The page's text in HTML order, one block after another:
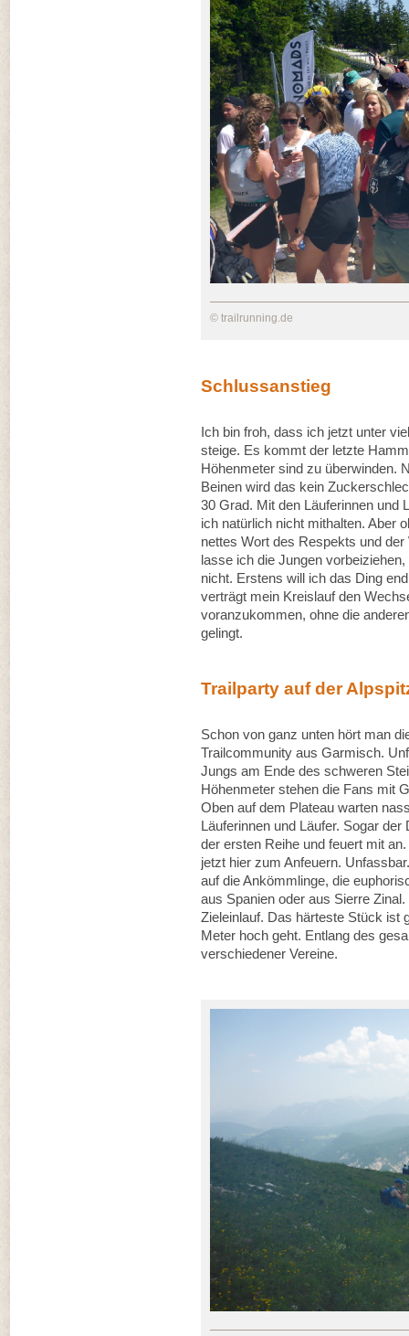
© trailrunning.de
Schlussanstieg
Ich bin froh, dass ich jetzt unter
steige. Es kommt der letzte
Höhenmeter sind zu überwinden.
Beinen wird das kein
30 Grad. Mit den Läuferinnen und
ich natürlich nicht mithalten. Aber
nettes Wort des Respekts und
lasse ich die Jungen
nicht. Erstens will ich das Ding
verträgt mein Kreislauf den
voranzukommen, ohne die
gelingt.
Trailparty auf der
Schon von ganz unten hört man
Trailcommunity aus Garmisch.
Jungs am Ende des schweren
Höhenmeter stehen die Fans mit
Oben auf dem Plateau warten
Läuferinnen und Läufer. Sogar
der ersten Reihe und feuert mit
jetzt hier zum Anfeuern.
auf die Ankömmlinge, die
aus Spanien oder aus Sierre
Zieleinlauf. Das härteste Stück ist
Meter hoch geht. Entlang des
verschiedener Vereine.